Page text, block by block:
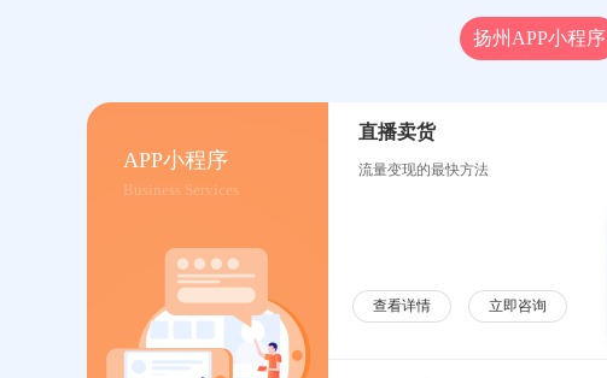
扬州APP小程序
APP小程序
Business Services
直播卖货
流量变现的最快方法
查看详情 立即咨询